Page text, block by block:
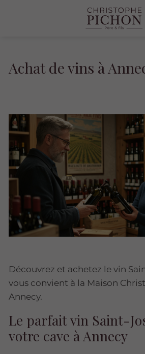
Achat de vins à
Découvrez et achetez le vin
vous convient à la Maison
Annecy.
Le parfait vin Saint-
votre cave à Annecy